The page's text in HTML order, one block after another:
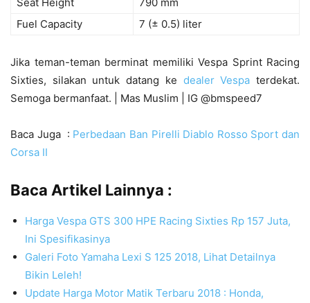
Fuel Capacity
7 (± 0.5) liter
Jika teman-teman berminat memiliki Vespa Sprint Racing
Sixties, silakan untuk datang ke dealer Vespa terdekat.
Semoga bermanfaat. | Mas Muslim | IG @bmspeed7
Baca Juga : Perbedaan Ban Pirelli Diablo Rosso Sport dan
Corsa II
Baca Artikel Lainnya :
Harga Vespa GTS 300 HPE Racing Sixties Rp 157 Juta,
Ini Spesifikasinya
Galeri Foto Yamaha Lexi S 125 2018, Lihat Detailnya
Bikin Leleh!
Update Harga Motor Matik Terbaru 2018 : Honda,